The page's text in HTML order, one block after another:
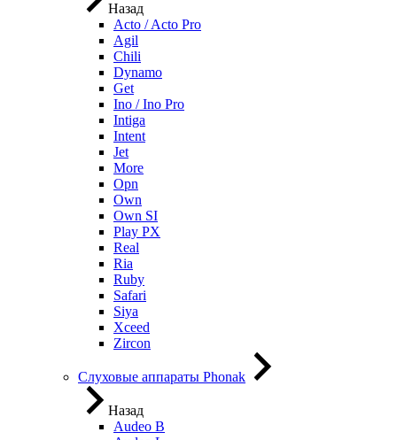
Назад
Acto / Acto Pro
Agil
Chili
Dynamo
Get
Ino / Ino Pro
Intiga
Intent
Jet
More
Opn
Own
Own SI
Play PX
Real
Ria
Ruby
Safari
Siya
Xceed
Zircon
Слуховые аппараты Phonak
Назад
Audeo B